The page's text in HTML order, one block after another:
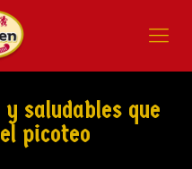
saludables que
picoteo